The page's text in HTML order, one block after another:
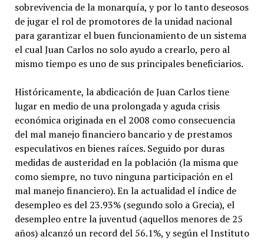
sobrevivencia de la monarquía, y por lo tanto deseosos
de jugar el rol de promotores de la unidad nacional
para garantizar el buen funcionamiento de un sistema
el cual Juan Carlos no solo ayudo a crearlo, pero al
mismo tiempo es uno de sus principales beneficiarios.
Históricamente, la abdicación de Juan Carlos tiene
lugar en medio de una prolongada y aguda crisis
económica originada en el 2008 como consecuencia
del mal manejo financiero bancario y de prestamos
especulativos en bienes raíces. Seguido por duras
medidas de austeridad en la población (la misma que
como siempre, no tuvo ninguna participación en el
mal manejo financiero). En la actualidad el índice de
desempleo es del 23.93% (segundo solo a Grecia), el
desempleo entre la juventud (aquellos menores de 25
años) alcanzó un record del 56.1%, y según el Instituto